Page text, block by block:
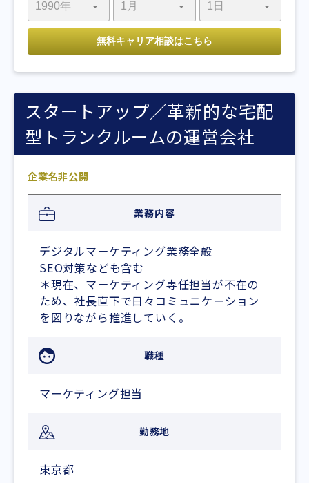
スタートアップ／革新的な宅配
型トランクルームの運営会社
企業名非公開
業務内容
デジタルマーケティング業務全般
SEO対策なども含む
＊現在、マーケティング専任担当が不在の
ため、社長直下で日々コミュニケーション
を図りながら推進していく。
職種
マーケティング担当
勤務地
東京都